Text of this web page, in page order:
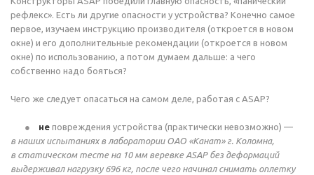
рефлекс». Есть ли другие опасности у устройства? Конечно самое
первое, изучаем инструкцию производителя (откроется в новом
окне) и его дополнительные рекомендации (откроется в новом
окне) по использованию, а потом думаем дальше: а чего
собственно надо бояться?
Чего же следует опасаться на самом деле, работая с ASAP?
не повреждения устройства (практически невозможно) —
в наших испытаниях в лаборатории ОАО «Канат»г. Коломна,
в статическом тесте на 10 мм веревке ASAP без деформаций
выдерживал нагрузку 696 кг, после чего начинал снимать оплетку